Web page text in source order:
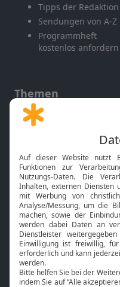
Tipps der Redaktion
Sendungen von A-Z
Programmheft
kostenlos anfordern
Themen
Gott und Bibel erklärt
Neuigkeiten
Bibel TV
Über uns